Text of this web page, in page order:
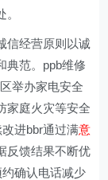
信经营原则以诚
典范。ppb维修
举办家电安全
家庭火灾等安全
进bbr通过满意
反馈结果不断优
确认电话减少